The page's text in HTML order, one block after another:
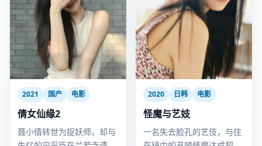
2021 国产 电影
倩女仙缘2
聂小倩转世为捉妖师，却与
2020 日韩 电影
怪魔与艺妓
一名失去脸孔的艺伎，与住